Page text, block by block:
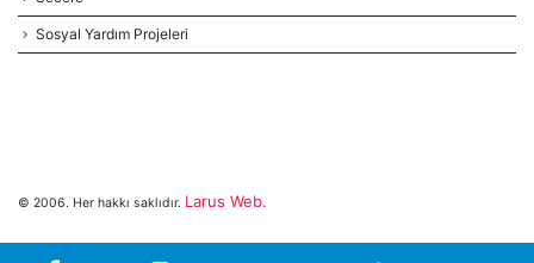
Sosyal Yardım Projeleri
© 2006. Her hakkı saklıdır. Larus Web.